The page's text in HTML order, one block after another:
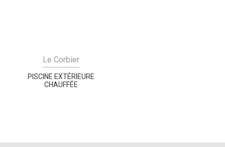
Le Corbier
PISCINE EXTÉRIEURE
CHAUFFÉE